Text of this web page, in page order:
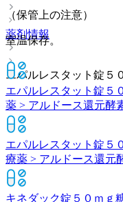
薬剤情報
エパルレスタット錠５
（保管上の注意）
室温保存。
エパルレスタット錠５
薬 > アルドース還元酵
エパルレスタット錠５
療薬 > アルドース還元
キネダック錠５０ｍｇ